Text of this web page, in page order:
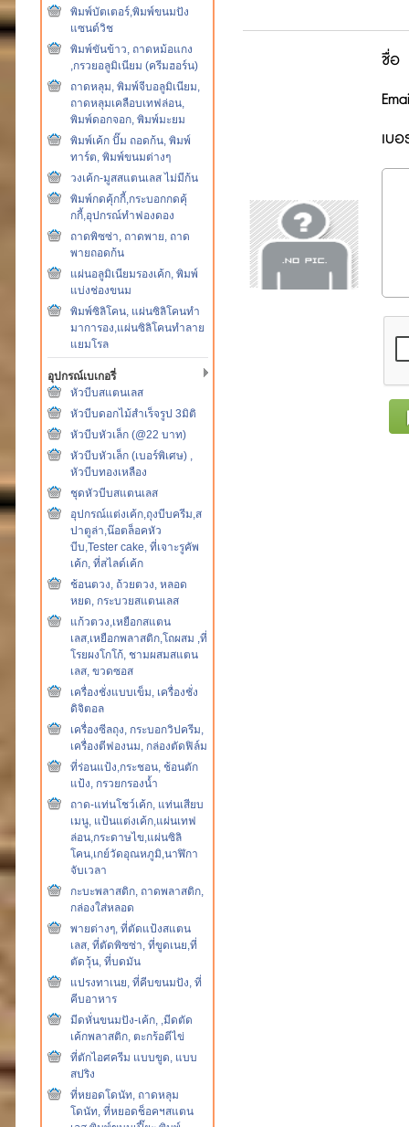
พิมพ์บัตเตอร์,พิมพ์ขนมปัง
แซนด์วิช
พิมพ์ขันข้าว, ถาดหม้อแกง
,กรวยอลูมิเนียม (ครีมฮอร์น)
ถาดหลุม, พิมพ์จีบอลูมิเนียม,
ถาดหลุมเคลือบเทฟล่อน,
พิมพ์ดอกจอก, พิมพ์มะยม
พิมพ์เค้ก ปั๊ม ถอดก้น, พิมพ์
ทาร์ต, พิมพ์ขนมต่างๆ
วงเค้ก-มูสสแตนเลส ไม่มีก้น
พิมพ์กดคุ้กกี้,กระบอกกดคุ้
กกี้,อุปกรณ์ทำฟองดอง
ถาดพิซซ่า, ถาดพาย, ถาด
พายถอดก้น
แผ่นอลูมิเนียมรองเค้ก, พิมพ์
แบ่งช่องขนม
พิมพ์ซิลิโคน, แผ่นซิลิโคนทำ
มาการอง,แผ่นซิลิโคนทำลาย
แยมโรล
อุปกรณ์เบเกอรี่
หัวบีบสแตนเลส
หัวบีบดอกไม้สำเร็จรูป 3มิติ
หัวบีบหัวเล็ก (@22 บาท)
หัวบีบหัวเล็ก (เบอร์พิเศษ) ,
หัวบีบทองเหลือง
ชุดหัวบีบสแตนเลส
อุปกรณ์แต่งเค้ก,ถุงบีบครีม,ส
ปาตูล่า,น๊อตล็อคหัว
บีบ,Tester cake, ที่เจาะรูคัพ
เค้ก, ที่สไลด์เค้ก
ช้อนตวง, ถ้วยตวง, หลอด
หยด, กระบวยสแตนเลส
แก้วตวง,เหยือกสแตน
เลส,เหยือกพลาสติก,โถผสม ,ที่
โรยผงโกโก้, ชามผสมสแตน
เลส, ขวดซอส
เครื่องชั่งแบบเข็ม, เครื่องชั่ง
ดิจิตอล
เครื่องซีลถุง, กระบอกวิปครีม,
เครื่องตีฟองนม, กล่องตัดฟิล์ม
ที่ร่อนแป้ง,กระชอน, ช้อนตัก
แป้ง, กรวยกรองน้ำ
ถาด-แท่นโชว์เค้ก, แท่นเสียบ
เมนู, แป้นแต่งเค้ก,แผ่นเทฟ
ล่อน,กระดาษไข,แผ่นซิลิ
โคน,เกย์วัดอุณหภูมิ,นาฬิกา
จับเวลา
กะบะพลาสติก, ถาดพลาสติก,
กล่องใส่หลอด
พายต่างๆ, ที่ตัดแป้งสแตน
เลส, ที่ตัดพิซซ่า, ที่ขูดเนย,ที่
ตัดวุ้น, ที่บดมัน
แปรงทาเนย, ที่คีบขนมปัง, ที่
คีบอาหาร
มีดหั่นขนมปัง-เค้ก, ,มีดตัด
เค้กพลาสติก, ตะกร้อตีไข่
ที่ตักไอศครีม แบบขูด, แบบ
สปริง
ที่หยอดโดนัท, ถาดหลุม
โดนัท, ที่หยอดช็อคฯสแตน
ชื่อ
เบ